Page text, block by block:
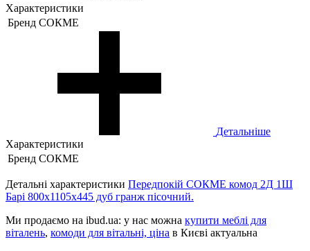
Характеристики
Бренд СОКМЕ
Детальніше
Характеристики
Бренд СОКМЕ
Детальні характеристики Передпокій СОКМЕ комод 2Д 1Ш
Барі 800х1105х445 дуб гранж пісочний.
Ми продаємо на ibud.ua: у нас можна купити меблі для
віталень, комоди для вітальні, ціна в Києві актуальна